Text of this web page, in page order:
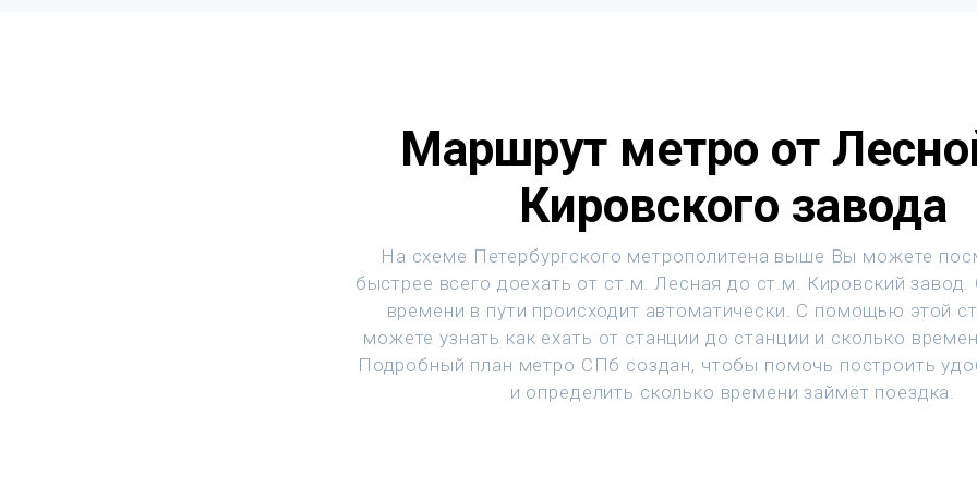
Маршрут метро от
Кировского завода
На схеме Петербургского метрополитена выше Вы можете
быстрее всего доехать от ст.м. Лесная до ст.м. Кировский завод.
времени в пути происходит автоматически. С помощью этой
можете узнать как ехать от станции до станции и сколько
Подробный план метро СПб создан, чтобы помочь построить
и определить сколько времени займёт поездка.